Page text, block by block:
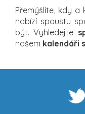
Přemýšlíte, kdy a
nabízí spoustu
být. Vyhledejte
našem kalendáři